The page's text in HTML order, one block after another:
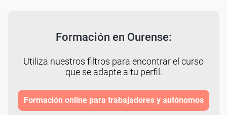
Formación en Ourense:
Utiliza nuestros filtros para encontrar el curso
que se adapte a tu perfil.
Formación online para trabajadores y autónomos